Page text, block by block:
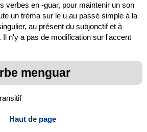
verbes en -guar, pour maintenir un son
un tréma sur le u au passé simple à la
au présent du subjonctif et à
Il n'y a pas de modification sur l'accent
menguar
Haut de page